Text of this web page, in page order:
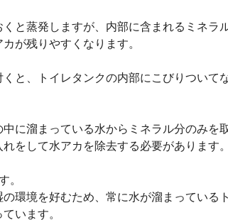
くと蒸発しますが、内部に含まれるミネラ
が残りやすくなります。
と、トイレタンクの内部にこびりついて
中に溜まっている水からミネラル分のみを
をして水アカを除去する必要があります。
。
の環境を好むため、常に水が溜まっている
います。